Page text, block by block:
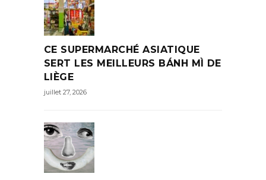
CE SUPERMARCHÉ ASIATIQUE
SERT LES MEILLEURS BÁNH MÌ DE
LIÈGE
juillet 27, 2026